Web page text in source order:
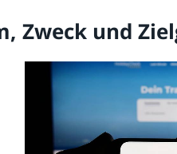
Zweck und